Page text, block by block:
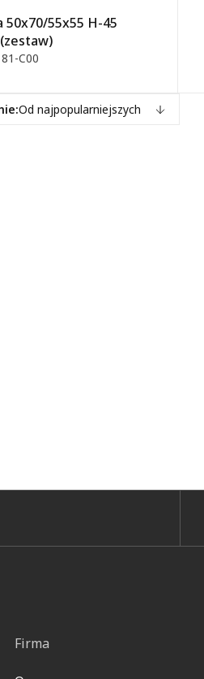
50x70/55x55 H-45
C00
Od najpopularniejszych
Firma